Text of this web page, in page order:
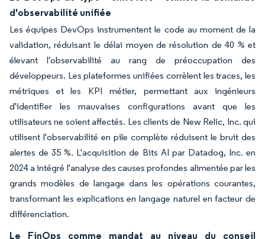
d'observabilité unifiée
Les équipes DevOps instrumentent le code au moment de la
validation, réduisant le délai moyen de résolution de 40 % et
élevant l'observabilité au rang de préoccupation des
développeurs. Les plateformes unifiées corrèlent les traces, les
métriques et les KPI métier, permettant aux ingénieurs
d'identifier les mauvaises configurations avant que les
utilisateurs ne soient affectés. Les clients de New Relic, Inc. qui
utilisent l'observabilité en pile complète réduisent le bruit des
alertes de 35 %. L'acquisition de Bits AI par Datadog, Inc. en
2024 a intégré l'analyse des causes profondes alimentée par les
grands modèles de langage dans les opérations courantes,
transformant les explications en langage naturel en facteur de
différenciation.
Le FinOps comme mandat au niveau du conseil